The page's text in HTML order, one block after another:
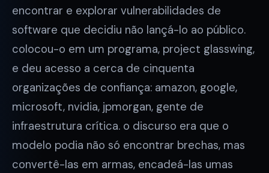
encontrar e explorar vulnerabilidades de
software que decidiu não lançá-lo ao público.
colocou-o em um programa, project glasswing,
e deu acesso a cerca de cinquenta
organizações de confiança: amazon, google,
microsoft, nvidia, jpmorgan, gente de
infraestrutura crítica. o discurso era que o
modelo podia não só encontrar brechas, mas
convertê-las em armas, encadeá-las umas